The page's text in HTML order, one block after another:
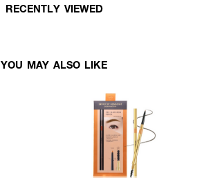
RECENTLY VIEWED
YOU MAY ALSO LIKE